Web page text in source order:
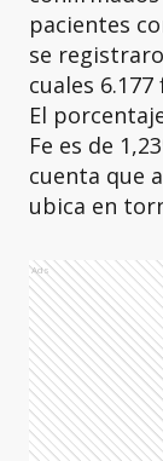
pacientes
se
cuales
El
Fe es de
cuenta que
ubica en
Ads